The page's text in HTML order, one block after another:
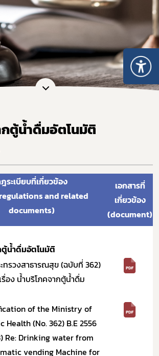
ตู้น้ำดื่มอัตโนมัติ
ระเบียบที่เกี่ยวข้อง
and related
documents)
เอกสารที่
เกี่ยวข้อง
(document)
ตู้น้ำดื่มอัตโนมัติ
ทรวงสาธารณสุข (ฉบับที่ 362)
รื่อง น้ำบริโภคจากตู้น้ำดื่ม
of the Ministry of
Health (No. 362) B.E 2556
Re: Drinking water from
vending Machine for